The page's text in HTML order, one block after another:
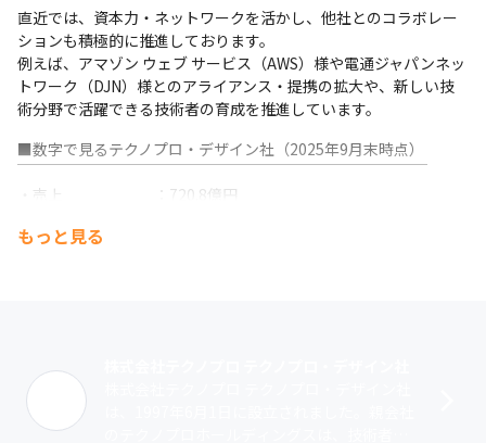
『技術力上位エンジニア～に聞く～新人エンジニアが聞きたい10
の質問』
直近では、資本力・ネットワークを活かし、他社とのコラボレー
ションも積極的に推進しております。
例えば、アマゾン ウェブ サービス（AWS）様や電通ジャパンネッ
トワーク（DJN）様とのアライアンス・提携の拡大や、新しい技
術分野で活躍できる技術者の育成を推進しています。
■数字で見るテクノプロ・デザイン社（2025年9月末時点）
￣￣￣￣￣￣￣￣￣￣￣￣￣￣￣￣￣￣￣￣￣￣￣￣￣￣￣
・売上　　　　　　：720.8億円
・拠点数（国内）　：本社、営業拠点32、受託開発センター11
・有給取得日数　　：15.1日
・研修受講人数　　：140,874名
・男性育休取得率　：57％
もっと見る